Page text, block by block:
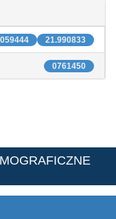
21.990833
0761450